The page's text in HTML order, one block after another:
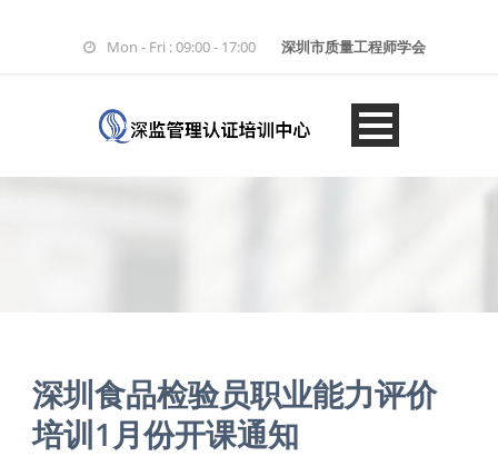
Mon - Fri : 09:00 - 17:00 深圳市质量工程师学会
深圳食品检验员职业能力评价
培训1月份开课通知